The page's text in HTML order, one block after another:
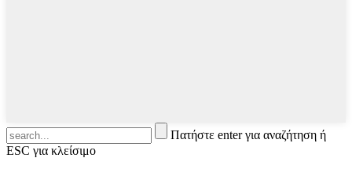
Πατήστε enter για αναζήτηση ή
ESC για κλείσιμο